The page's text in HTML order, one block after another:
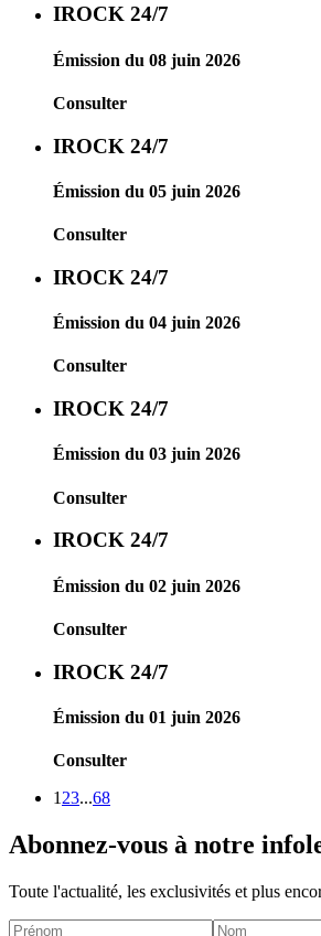
IROCK 24/7
Émission du 08 juin 2026
Consulter
IROCK 24/7
Émission du 05 juin 2026
Consulter
IROCK 24/7
Émission du 04 juin 2026
Consulter
IROCK 24/7
Émission du 03 juin 2026
Consulter
IROCK 24/7
Émission du 02 juin 2026
Consulter
IROCK 24/7
Émission du 01 juin 2026
Consulter
1 23...68
Abonnez-vous à notre
Toute l'actualité, les exclusivités et plus